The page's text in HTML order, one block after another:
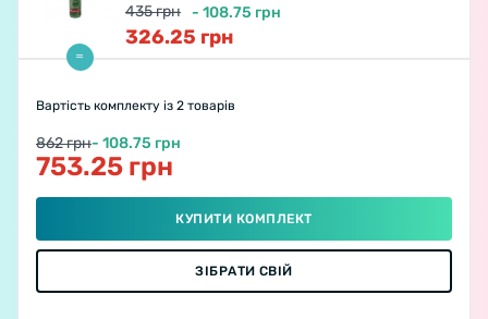
435грн - 108.75 грн
326.25 грн
Вартість комплекту із 2 товарів
862 грн- 108.75 грн
753.25 грн
КУПИТИ КОМПЛЕКТ
ЗІБРАТИ СВІЙ